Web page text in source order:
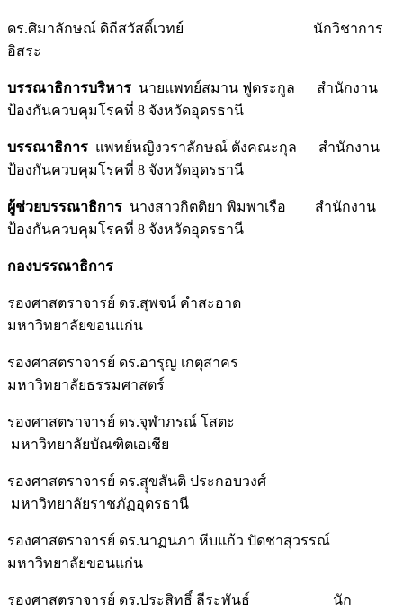
ดร.ศิมาลักษณ์ ดิถีสวัสดิ์เวทย์ นักวิชาการ
อิสระ
บรรณาธิการบริหาร นายแพทย์สมาน ฟูตระกูล สำนักงาน
ป้องกันควบคุมโรคที่ 8 จังหวัดอุดรธานี
บรรณาธิการ แพทย์หญิงวราลักษณ์ ตังคณะกุล สำนักงาน
ป้องกันควบคุมโรคที่ 8 จังหวัดอุดรธานี
ผู้ช่วยบรรณาธิการ นางสาวกิตติยา พิมพาเรือ สำนักงาน
ป้องกันควบคุมโรคที่ 8 จังหวัดอุดรธานี
กองบรรณาธิการ
รองศาสตราจารย์ ดร.สุพจน์ คำสะอาด
มหาวิทยาลัยขอนแก่น
รองศาสตราจารย์ ดร.อารุญ เกตุสาคร
มหาวิทยาลัยธรรมศาสตร์
รองศาสตราจารย์ ดร.จุฬาภรณ์ โสตะ
มหาวิทยาลัยบัณฑิตเอเชีย
รองศาสตราจารย์ ดร.สุุขสันติ ประกอบวงศ์
มหาวิทยาลัยราชภัฏอุดรธานี
รองศาสตราจารย์ ดร.นาฏนภา หีบแก้ว ปัดชาสุวรรณ์
มหาวิทยาลัยขอนแก่น
รองศาสตราจารย์ ดร.ประสิทธิ์ ลีระพันธ์ นัก